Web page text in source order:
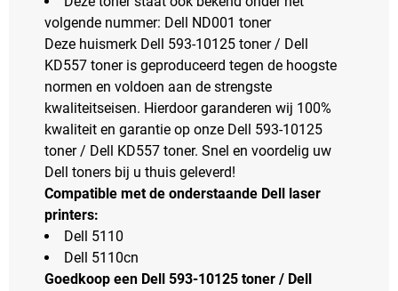
volgende nummer: Dell ND001 toner
Deze huismerk Dell 593-10125 toner / Dell
KD557 toner is geproduceerd tegen de hoogste
normen en voldoen aan de strengste
kwaliteitseisen. Hierdoor garanderen wij 100%
kwaliteit en garantie op onze Dell 593-10125
toner / Dell KD557 toner. Snel en voordelig uw
Dell toners bij u thuis geleverd!
Compatible met de onderstaande Dell laser
printers:
Dell 5110
Dell 5110cn
Goedkoop een Dell 593-10125 toner / Dell